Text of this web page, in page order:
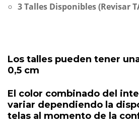
3 Talles Disponibles (Revisar
Los talles pueden tener
0,5 cm
El color combinado del
variar dependiendo la
telas al momento de la